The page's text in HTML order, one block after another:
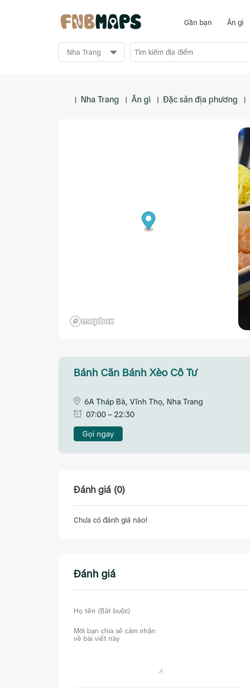
Gần bạn Ăn gì
| Nha Trang | Ăn gì | Đặc sản địa phương |
Bánh Căn Bánh Xèo Cô Tư
6A Tháp Bà, Vĩnh Thọ, Nha Trang
07:00 – 22:30
Gọi ngay
Đánh giá (0)
Chưa có đánh giá nào!
Đánh giá